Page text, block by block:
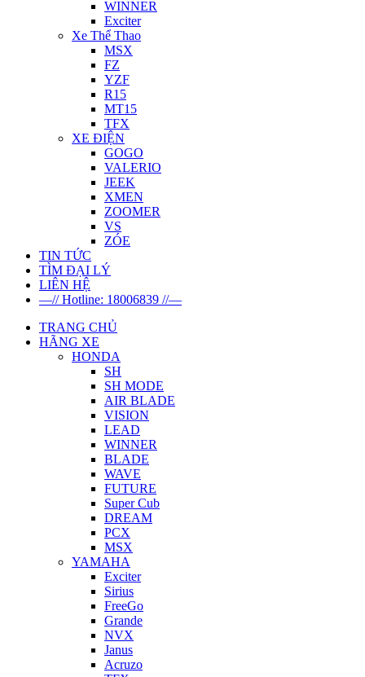
WINNER
Exciter
Xe Thể Thao
MSX
FZ
YZF
R15
MT15
TFX
XE ĐIỆN
GOGO
VALERIO
JEEK
XMEN
ZOOMER
VS
ZÓE
TIN TỨC
TÌM ĐẠI LÝ
LIÊN HỆ
—// Hotline: 18006839 //—
TRANG CHỦ
HÃNG XE
HONDA
SH
SH MODE
AIR BLADE
VISION
LEAD
WINNER
BLADE
WAVE
FUTURE
Super Cub
DREAM
PCX
MSX
YAMAHA
Exciter
Sirius
FreeGo
Grande
NVX
Janus
Acruzo